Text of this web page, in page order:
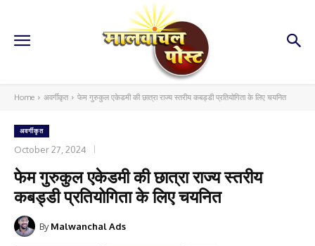
Home अवर्गीकृत फेम गुरुकुल एकेडमी की छात्रा राज्य स्तरीय कबड्डी प्रतियोगिता के लिए चयनित
अवर्गीकृत
October 27, 2024
फेम गुरुकुल एकेडमी की छात्रा राज्य स्तरीय
कबड्डी प्रतियोगिता के लिए चयनित
By Malwanchal Ads